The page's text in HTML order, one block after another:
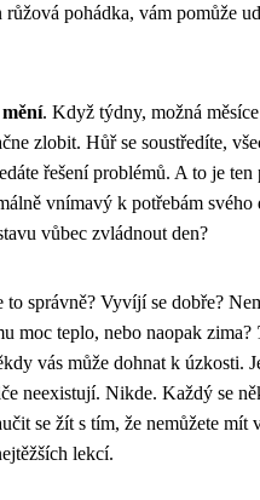
pohádka, vám pomůže
. Když týdny, možná měsíce
zlobit. Hůř se soustředíte,
řešení problémů. A to je ten
vnímavý k potřebám svého
vůbec zvládnout den?
to správně? Vyvíjí se dobře?
moc teplo, nebo naopak zima?
vás může dohnat k úzkosti.
neexistují. Nikde. Každý se
se žít s tím, že nemůžete mít
lekcí.